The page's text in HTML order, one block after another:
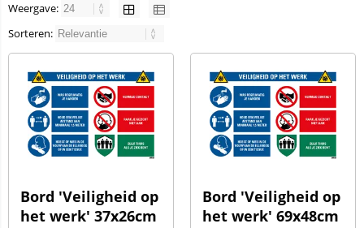
Weergave:
Sorteren:
Bord 'Veiligheid op
het werk' 37x26cm
Bord 'Veiligheid op
het werk' 69x48cm